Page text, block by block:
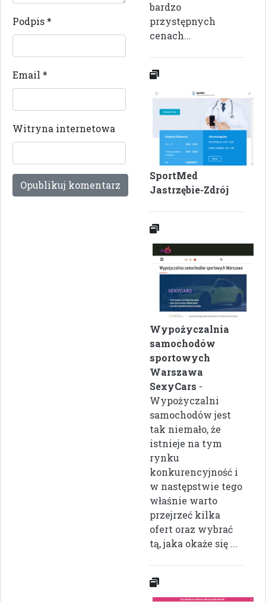
Podpis*
Email *
Witryna internetowa
bardzo
przystępnych
cenach...
SportMed
Jastrzębie-Zdrój
Wypożyczalnia
samochodów
sportowych
Warszawa
SexyCars -
Wypożyczalni
samochodów jest
tak niemało, że
istnieje na tym
rynku
konkurencyjność i
w następstwie tego
właśnie warto
przejrzeć kilka
ofert oraz wybrać
tą, jaka okaże się ...